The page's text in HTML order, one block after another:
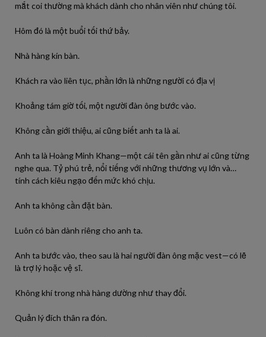
mắt coi thường mà khách dành cho nhân viên như chúng tôi.
Hôm đó là một buổi tối thứ bảy.
Nhà hàng kín bàn.
Khách ra vào liên tục, phần lớn là những người có địa vị
Khoảng tám giờ tối, một người đàn ông bước vào.
Không cần giới thiệu, ai cũng biết anh ta là ai.
Anh ta là Hoàng Minh Khang—một cái tên gần như ai cũng từng
nghe qua. Tỷ phú trẻ, nổi tiếng với những thương vụ lớn và…
tính cách kiêu ngạo đến mức khó chịu.
Anh ta không cần đặt bàn.
Luôn có bàn dành riêng cho anh ta.
Anh ta bước vào, theo sau là hai người đàn ông mặc vest—có lẽ
là trợ lý hoặc vệ sĩ.
Không khí trong nhà hàng dường như thay đổi.
Quản lý đích thân ra đón.